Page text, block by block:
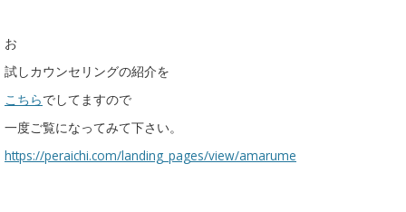
お
試しカウンセリングの紹介を
こちらでしてますので
一度ご覧になってみて下さい。
https://peraichi.com/landing_pages/view/amarume